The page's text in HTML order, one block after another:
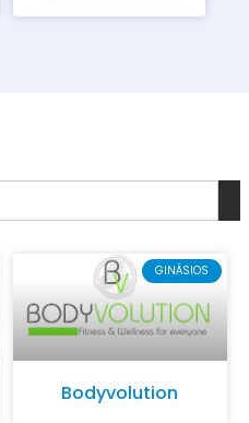
GINÁSIOS
Bodyvolution